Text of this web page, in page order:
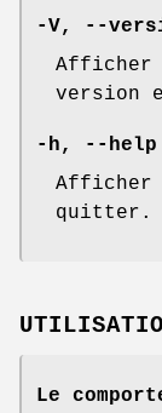
-V,
--
Afficher
version
-h,
--help
Afficher
quitter.
Le